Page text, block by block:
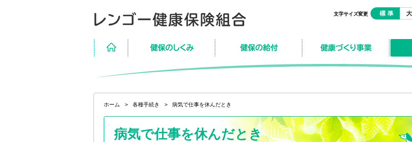
文字サイズ変更
ホーム > 各種手続き > 病気で仕事を休んだとき
病気で仕事を休んだとき